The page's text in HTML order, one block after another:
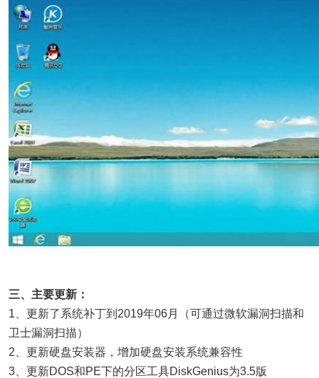
三、主要更新：
1、更新了系统补丁到2019年06月（可通过微软漏洞扫描和
卫士漏洞扫描）
2、更新硬盘安装器，增加硬盘安装系统兼容性
3、更新DOS和PE下的分区工具DiskGenius为3.5版